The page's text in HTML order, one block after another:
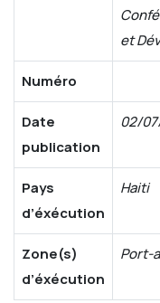
et
Numéro
Date
publication
02/
Pays
d’éxécution
Haiti
Zone(s)
d’éxécution
Port-